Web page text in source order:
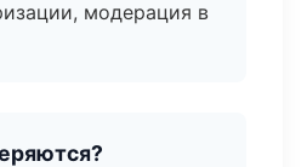
модерация в